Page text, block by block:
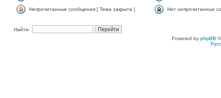
Непрочитанные сообщения [ Тема закрыта ] Нет непрочитанных
Найти:
Powered by phpBB